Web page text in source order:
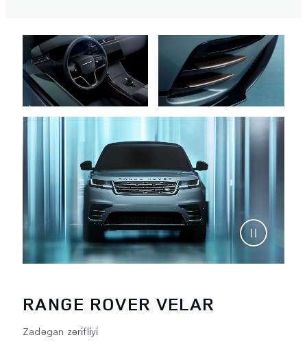
RANGE ROVER VELAR
Zadəgan zəri̇fli̇yi̇